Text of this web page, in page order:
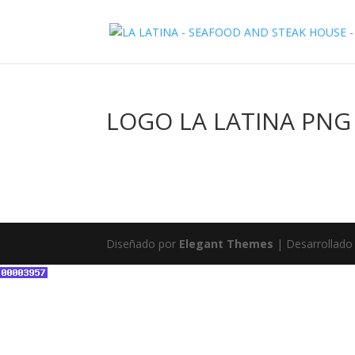
LOGO LA LATINA PNG
Diseñado por Elegant Themes |